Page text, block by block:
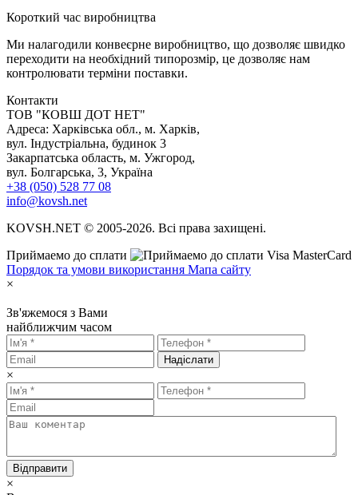
Короткий час виробництва
Ми налагодили конвеєрне виробництво, що дозволяє швидко
переходити на необхідний типорозмір, це дозволяє нам
контролювати терміни поставки.
Контакти
TOB "КОВШ ДОТ НЕТ"
Адреса: Харківська обл., м. Харків,
вул. Індустріальна, будинок 3
Закарпатська область, м. Ужгород,
вул. Болгарська, 3, Україна
+38 (050) 528 77 08
info@kovsh.net
KOVSH.NET © 2005-2026. Всі права захищені.
Приймаемо до сплати
Порядок та умови використання Мапа сайту
×
Зв'яжемося з Вами
найближчим часом
Надіслати
×
Відправити
×